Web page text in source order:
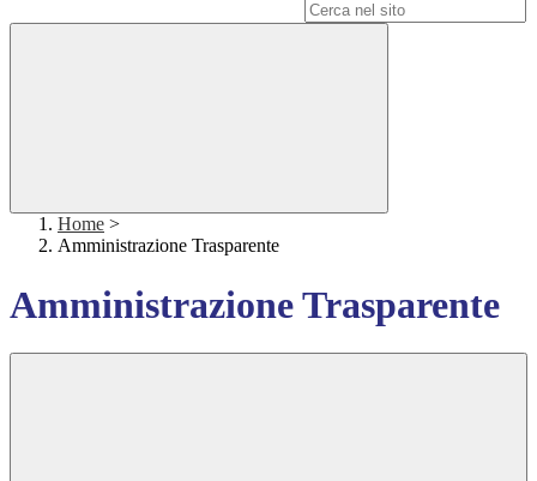
Home >
Amministrazione Trasparente
Amministrazione Trasparente